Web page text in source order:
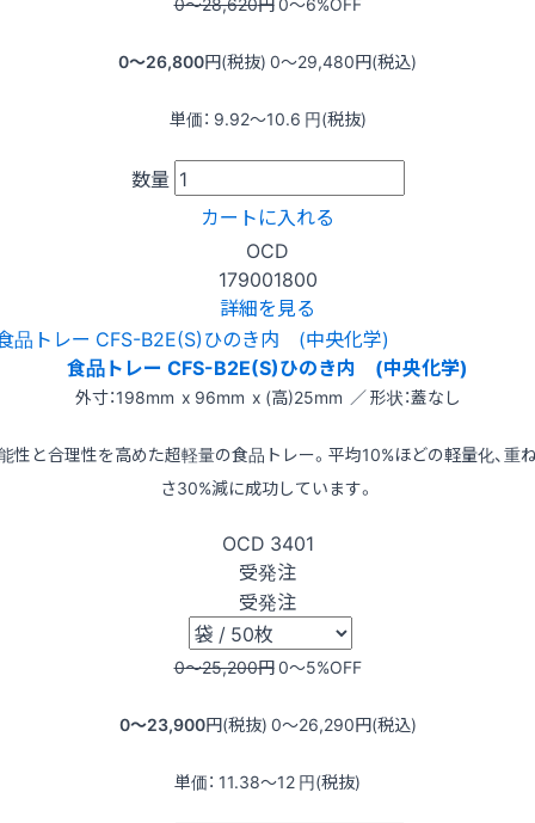
0〜26,800円(税抜) 0〜29,480円(税込)
単価： 9.92〜10.6 円(税抜)
数量
カートに入れる
OCD
179001800
詳細を見る
食品トレー CFS-B2E(S)ひのき内 (中央化学)
外寸：198mm x 96mm x (高)25mm ／ 形状：蓋なし
性と合理性を高めた超軽量の食品トレー。平均10%ほどの軽量化、重
さ30%減に成功しています。
OCD 3401
受発注
受発注
0〜25,200円0〜5%OFF
0〜23,900円(税抜) 0〜26,290円(税込)
単価： 11.38〜12 円(税抜)